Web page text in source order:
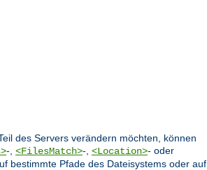
des Servers verändern möchten, können
-, <FilesMatch>-, <Location>- oder
bestimmte Pfade des Dateisystems oder auf